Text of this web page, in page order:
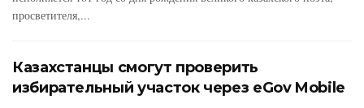
просветителя,...
Казахстанцы смогут проверить
избирательный участок через eGov Mobile